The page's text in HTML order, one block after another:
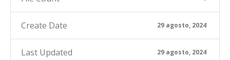
Create Date 29 agosto, 2024
Last Updated 29 agosto, 2024